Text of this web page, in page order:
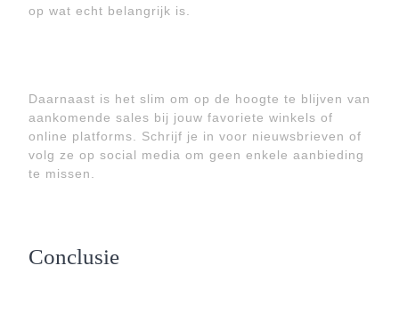
op wat echt belangrijk is.
Daarnaast is het slim om op de hoogte te blijven van
aankomende sales bij jouw favoriete winkels of
online platforms. Schrijf je in voor nieuwsbrieven of
volg ze op social media om geen enkele aanbieding
te missen.
Conclusie